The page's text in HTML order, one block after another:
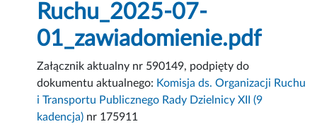
Ruchu_2025-07-
01_zawiadomienie.pdf
Załącznik aktualny nr 590149, podpięty do
dokumentu aktualnego: Komisja ds. Organizacji Ruchu
i Transportu Publicznego Rady Dzielnicy XII (9
kadencja) nr 175911